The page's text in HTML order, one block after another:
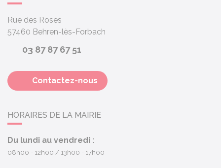
Rue des Roses
57460 Behren-lès-Forbach
03 87 87 67 51
Contactez-nous
HORAIRES DE LA MAIRIE
Du lundi au vendredi :
08h00 - 12h00 13h00 - 17h00